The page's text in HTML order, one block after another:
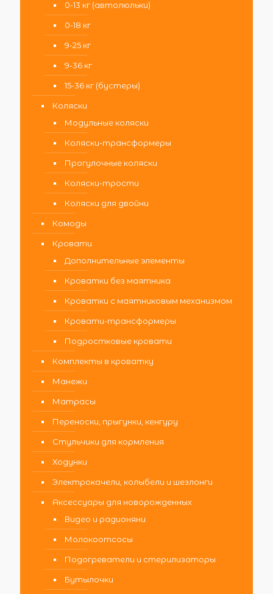
0-13 кг (автолюльки)
0-18 кг
9-25 кг
9-36 кг
15-36 кг (бустеры)
Коляски
Модульные коляски
Коляски-трансформеры
Прогулочные коляски
Коляски-трости
Коляски для двойни
Комоды
Кровати
Дополнительные элементы
Кроватки без маятника
Кроватки с маятниковым механизмом
Кровати-трансформеры
Подростковые кровати
Комплекты в кроватку
Манежи
Матрасы
Переноски, прыгунки, кенгуру
Стульчики для кормления
Ходунки
Электрокачели, колыбели и шезлонги
Аксессуары для новорожденных
Видео и радионяни
Молокоотсосы
Подогреватели и стерилизаторы
Бутылочки